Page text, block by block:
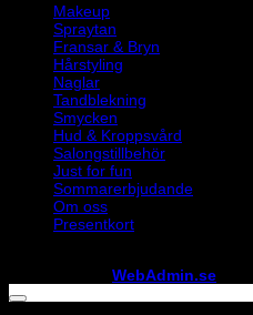
Makeup
Spraytan
Fransar & Bryn
Hårstyling
Naglar
Tandblekning
Smycken
Hud & Kroppsvård
Salongstillbehör
Just for fun
Sommarerbjudande
Om oss
Presentkort
WebAdmin.se